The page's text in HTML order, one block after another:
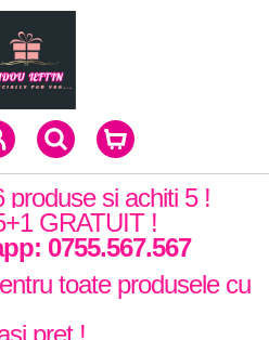
produse si achiti 5 !
GRATUIT !
0755.567.567
toate produsele cu
pret !